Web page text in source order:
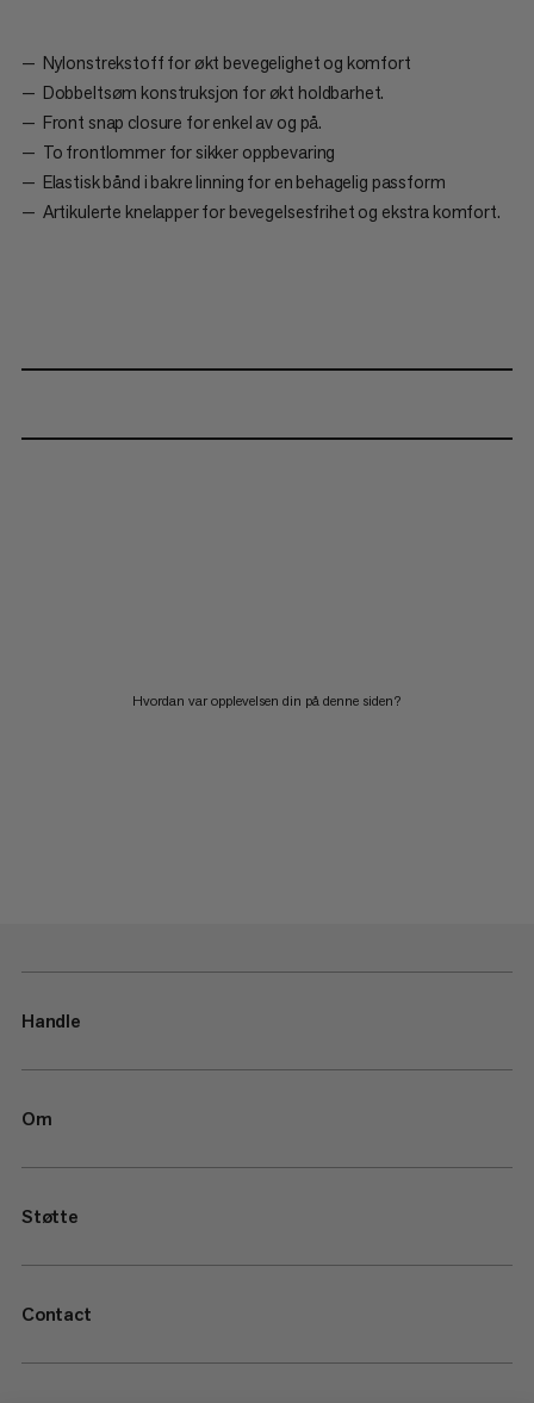
Nylonstrekstoff for økt bevegelighet og komfort
Dobbeltsøm konstruksjon for økt holdbarhet.
Front snap closure for enkel av og på.
To frontlommer for sikker oppbevaring
Elastisk bånd i bakre linning for en behagelig passform
Artikulerte knelapper for bevegelsesfrihet og ekstra komfort.
Hvordan var opplevelsen din på denne siden?
Handle
Om
Støtte
Contact